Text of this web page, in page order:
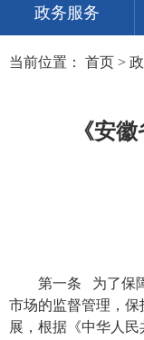
政务服务
当前位置： 首页 >
《安
第一条 为了保障
市场的监督管理，
展，根据《中华人